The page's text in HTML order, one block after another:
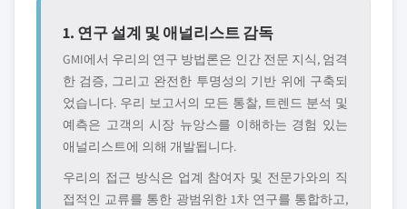
1. 연구 설계 및 애널리스트 감독
GMI에서 우리의 연구 방법론은 인간 전문 지식, 엄격
한 검증, 그리고 완전한 투명성의 기반 위에 구축되
었습니다. 우리 보고서의 모든 통찰, 트렌드 분석 및
예측은 고객의 시장 뉴앙스를 이해하는 경험 있는
애널리스트에 의해 개발됩니다.
우리의 접근 방식은 업계 참여자 및 전문가와의 직
접적인 교류를 통한 광범위한 1차 연구를 통합하고,